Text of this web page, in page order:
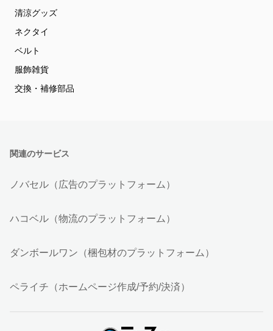
清涼グッズ
ネクタイ
ベルト
服飾雑貨
交換・補修部品
関連のサービス
ノバセル（広告のプラットフォーム）
ハコベル（物流のプラットフォーム）
ダンボールワン（梱包材のプラットフォーム）
ペライチ（ホームページ作成/予約/決済）